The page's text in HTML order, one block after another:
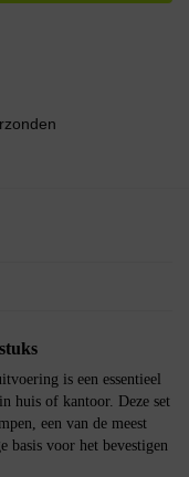
is een essentieel
huis of kantoor. Deze set
een van de meest
basis voor het bevestigen